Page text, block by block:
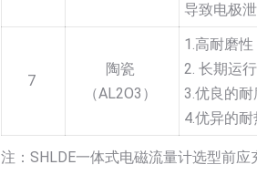
导致电极泄
7
陶瓷
（AL2O3）
1.高耐磨
2. 长期运
3.优良的
4.优异的
注：SHLDE一体式电磁流量计选型前